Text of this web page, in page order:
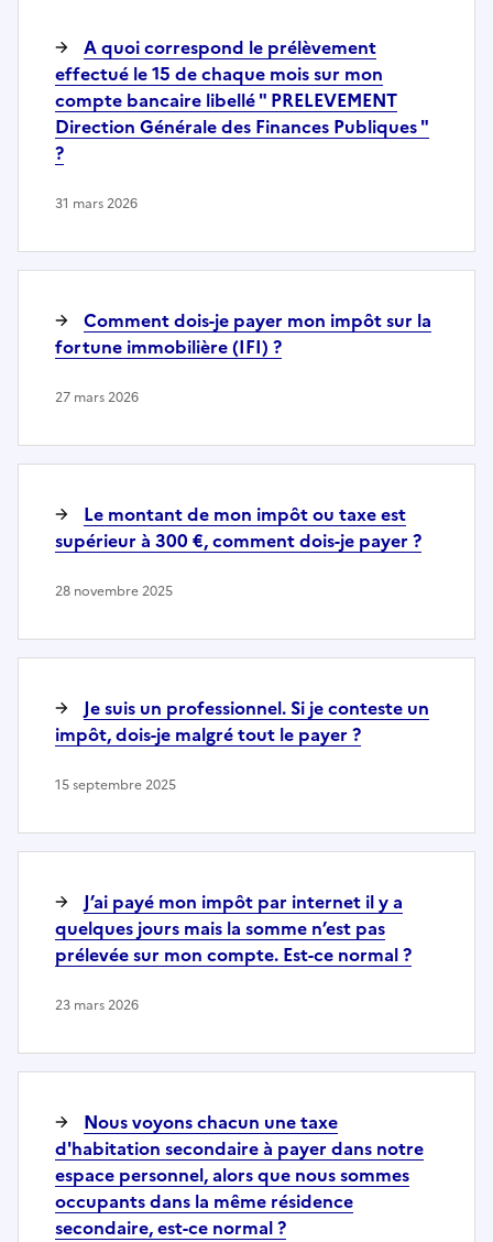
A quoi correspond le prélèvement
effectué le 15 de chaque mois sur mon
compte bancaire libellé " PRELEVEMENT
Direction Générale des Finances Publiques "
?
31 mars 2026
Comment dois-je payer mon impôt sur la
fortune immobilière (IFI) ?
27 mars 2026
Le montant de mon impôt ou taxe est
supérieur à 300 €, comment dois-je payer ?
28 novembre 2025
Je suis un professionnel. Si je conteste un
impôt, dois-je malgré tout le payer ?
15 septembre 2025
J’ai payé mon impôt par internet il y a
quelques jours mais la somme n’est pas
prélevée sur mon compte. Est-ce normal ?
23 mars 2026
Nous voyons chacun une taxe
d'habitation secondaire à payer dans notre
espace personnel, alors que nous sommes
occupants dans la même résidence
secondaire, est-ce normal ?